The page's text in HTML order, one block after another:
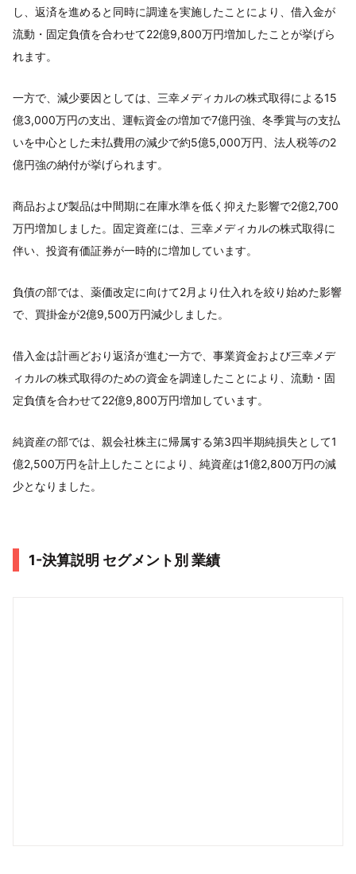
し、返済を進めると同時に調達を実施したことにより、借入金が
流動・固定負債を合わせて22億9,800万円増加したことが挙げら
れます。
一方で、減少要因としては、三幸メディカルの株式取得による15
億3,000万円の支出、運転資金の増加で7億円強、冬季賞与の支払
いを中心とした未払費用の減少で約5億5,000万円、法人税等の2
億円強の納付が挙げられます。
商品および製品は中間期に在庫水準を低く抑えた影響で2億2,700
万円増加しました。固定資産には、三幸メディカルの株式取得に
伴い、投資有価証券が一時的に増加しています。
負債の部では、薬価改定に向けて2月より仕入れを絞り始めた影響
で、買掛金が2億9,500万円減少しました。
借入金は計画どおり返済が進む一方で、事業資金および三幸メデ
ィカルの株式取得のための資金を調達したことにより、流動・固
定負債を合わせて22億9,800万円増加しています。
純資産の部では、親会社株主に帰属する第3四半期純損失として1
億2,500万円を計上したことにより、純資産は1億2,800万円の減
少となりました。
1-決算説明 セグメント別 業績